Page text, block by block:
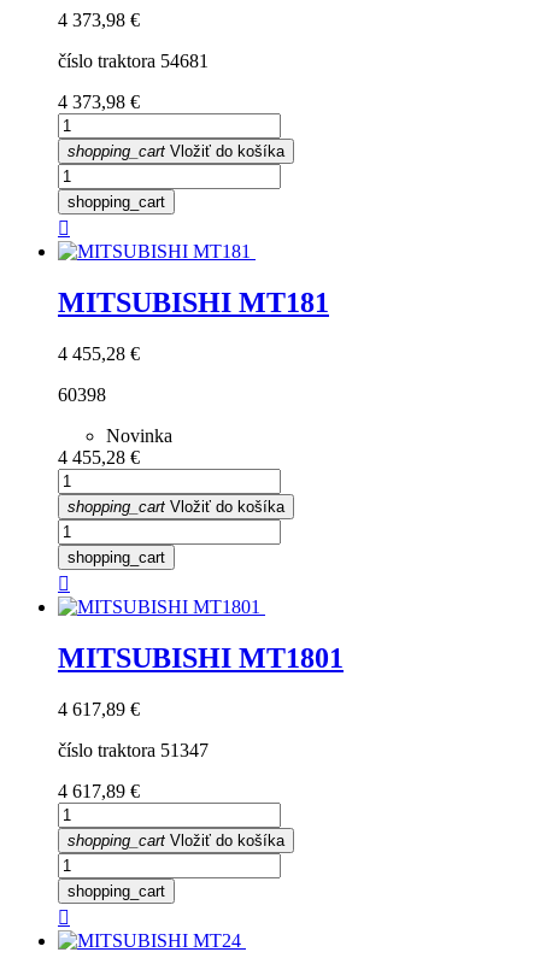
Cena
4 373,98 €
číslo traktora 54681
Cena
4 373,98 €
shopping_cart Vložiť do košíka
shopping_cart

MITSUBISHI MT181
Cena
4 455,28 €
60398
Novinka
Cena
4 455,28 €
shopping_cart Vložiť do košíka
shopping_cart

MITSUBISHI MT1801
Cena
4 617,89 €
číslo traktora 51347
Cena
4 617,89 €
shopping_cart Vložiť do košíka
shopping_cart
